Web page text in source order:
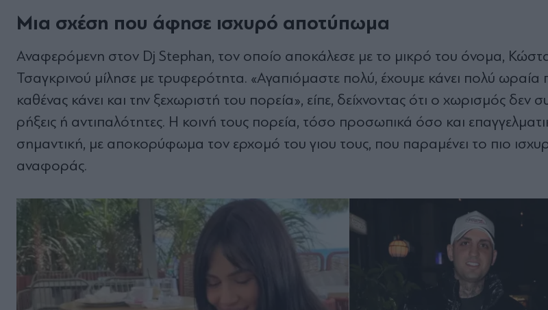
Μια σχέση που άφησε ισχυρό αποτύπωμα
Αναφερόμενη στον Dj Stephan, τον οποίο αποκάλεσε με το μικρό του όνομα,
Τσαγκρινού μίλησε με τρυφερότητα. «Αγαπιόμαστε πολύ, έχουμε κάνει πολύ
καθένας κάνει και την ξεχωριστή του πορεία», είπε, δείχνοντας ότι ο χωρισμός δεν
ρήξεις ή αντιπαλότητες. Η κοινή τους πορεία, τόσο προσωπικά όσο και
σημαντική, με αποκορύφωμα τον ερχομό του γιου τους, που παραμένει το πιο
αναφοράς.